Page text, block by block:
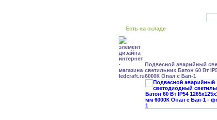
Есть на складе
Подвесной аварийный
светильник Батон 60 Вт
6000К Опал с Бап-1